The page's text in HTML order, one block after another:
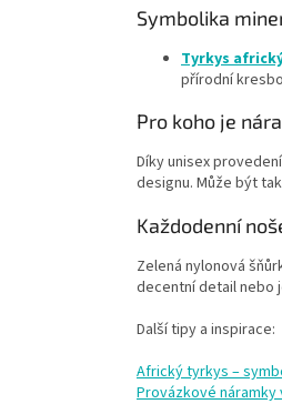
Symbolika
Tyrkys
přírodní
Pro koho je
Díky unisex
designu. Může být
Každodenní
Zelená nylonová
decentní detail nebo
Další tipy a inspirace:
Africký tyrkys –
Provázkové